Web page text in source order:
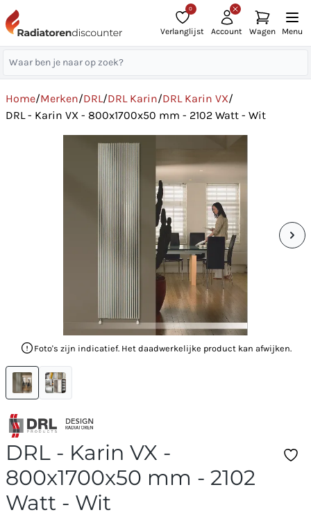
0
Verlanglijst Account Wagen Menu
Home/Merken/DRL/DRL Karin/DRL Karin VX/
DRL - Karin VX - 800x1700x50 mm - 2102 Watt - Wit
Foto's zijn indicatief. Het daadwerkelijke product kan afwijken.
DRL - Karin VX -
800x1700x50 mm - 2102
Watt - Wit